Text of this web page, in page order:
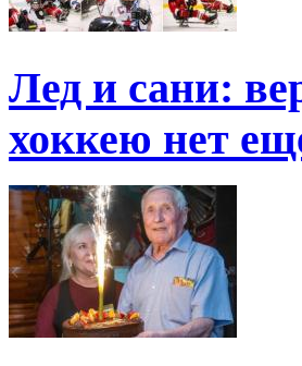
Лед и сани:
хоккею нет